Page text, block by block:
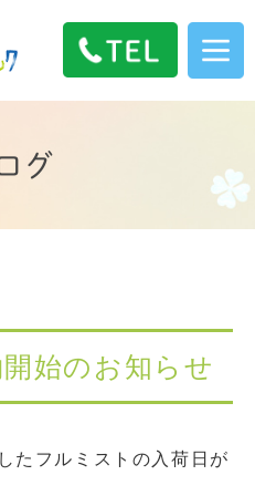
グ
始のお知らせ
たフルミストの入荷日が